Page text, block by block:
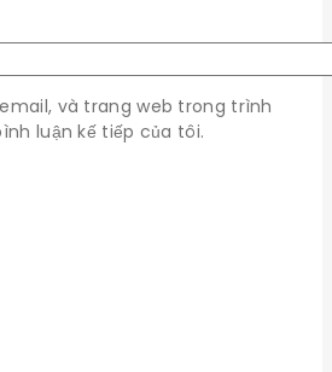
và trang web trong trình
luận kế tiếp của tôi.